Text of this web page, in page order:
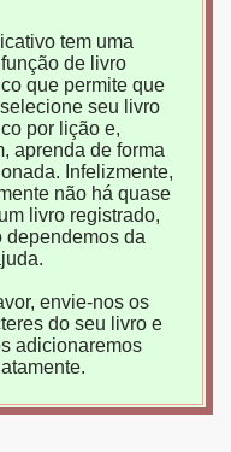
tem uma
de livro
que permite que
seu livro
por lição e,
aprenda de forma
Infelizmente,
não há quase
livro registrado,
dependemos da
envie-nos os
do seu livro e
adicionaremos